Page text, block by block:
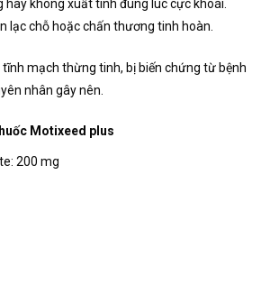
không xuất tinh đúng lúc cực khoái.
lạc chỗ hoặc chấn thương tinh hoàn.
mạch thừng tinh, bị biến chứng từ bệnh
nhân gây nên.
Motixeed plus
200 mg